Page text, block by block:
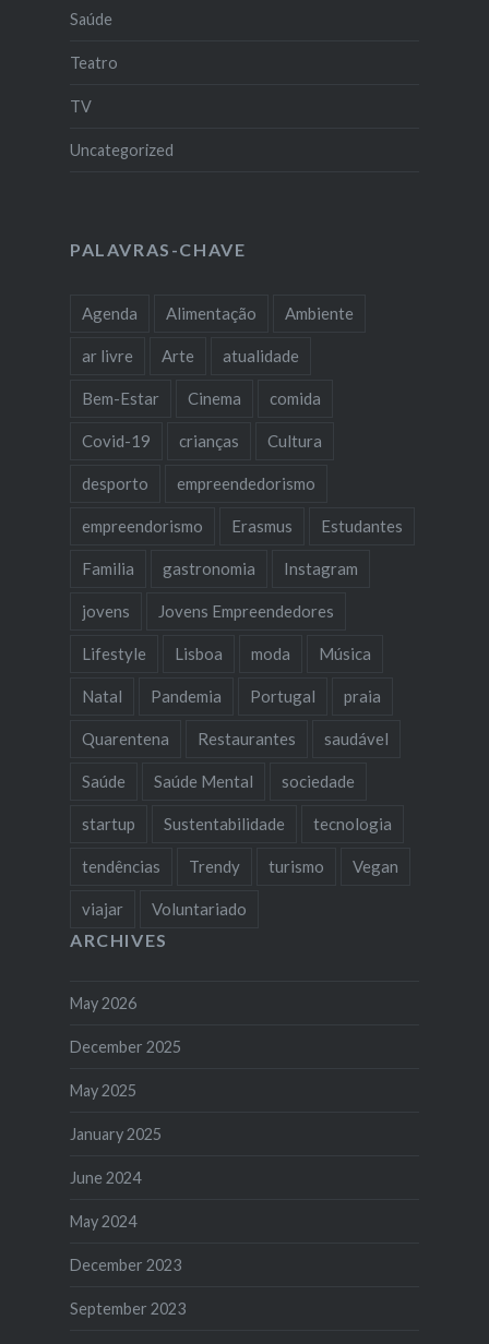
Saúde
Teatro
TV
Uncategorized
PALAVRAS-CHAVE
Agenda Alimentação Ambiente
ar livre Arte atualidade
Bem-Estar Cinema comida
Covid-19 crianças Cultura
desporto empreendedorismo
empreendorismo Erasmus Estudantes
Familia gastronomia Instagram
jovens Jovens Empreendedores
Lifestyle Lisboa moda Música
Natal Pandemia Portugal praia
Quarentena Restaurantes saudável
Saúde Saúde Mental sociedade
startup Sustentabilidade tecnologia
tendências Trendy turismo Vegan
viajar Voluntariado
ARCHIVES
May 2026
December 2025
May 2025
January 2025
June 2024
May 2024
December 2023
September 2023